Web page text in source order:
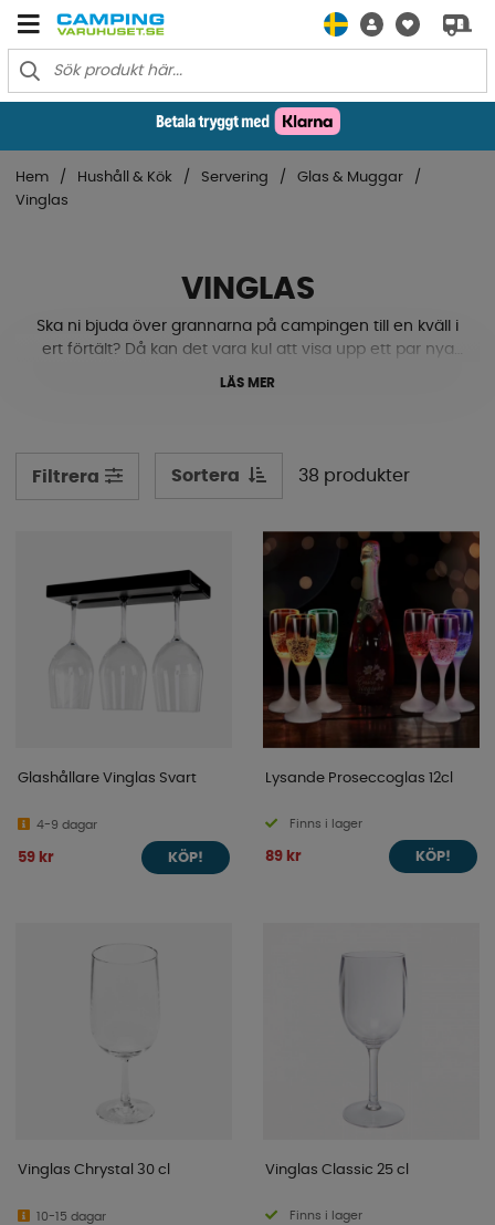
Hem Hushåll & Kök Servering
Glas & Muggar
Vinglas
VINGLAS
Ska ni bjuda över grannarna på campingen till en kväll i
ert förtält? Då kan det vara kul att visa upp ett par nya
fina vinglas till middagen. Vi har vitvinsglas och
tillverkade i kraftig plast tål de tapp och fallskador utan
problem, men en trasa kanske kan behövas.. Se vårt
LÄS MER
Filtrera Sortera 38 produkter
Glashållare Vinglas Svart
4-9 dagar
59 kr KÖP!
Lysande Proseccoglas 12cl
Finns i lager
89 kr KÖP!
Vinglas Chrystal 30 cl
10-15 dagar
Vinglas Classic 25 cl
Finns i lager